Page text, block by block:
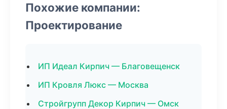
Похожие компании:
Проектирование
ИП Идеал Кирпич — Благовещенск
ИП Кровля Люкс — Москва
Стройгрупп Декор Кирпич — Омск